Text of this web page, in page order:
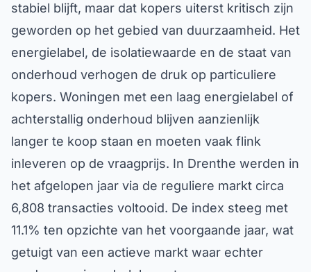
stabiel blijft, maar dat kopers uiterst kritisch zijn
geworden op het gebied van duurzaamheid. Het
energielabel, de isolatiewaarde en de staat van
onderhoud verhogen de druk op particuliere
kopers. Woningen met een laag energielabel of
achterstallig onderhoud blijven aanzienlijk
langer te koop staan en moeten vaak flink
inleveren op de vraagprijs. In Drenthe werden in
het afgelopen jaar via de reguliere markt circa
6,808 transacties voltooid. De index steeg met
11.1% ten opzichte van het voorgaande jaar, wat
getuigt van een actieve markt waar echter